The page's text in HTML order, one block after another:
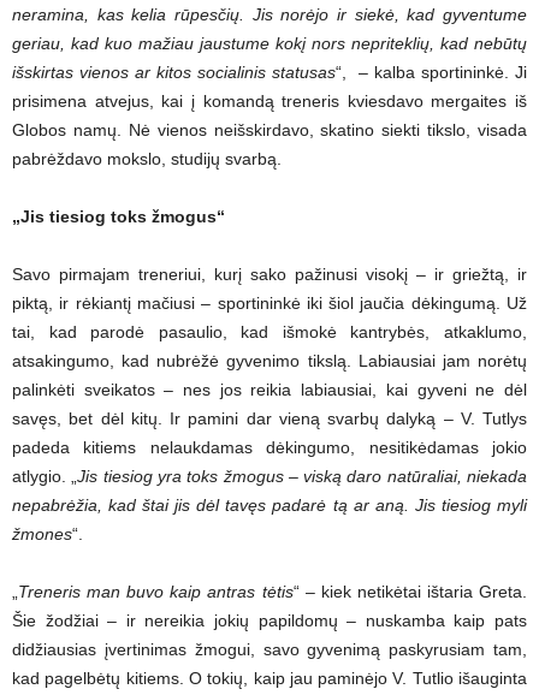
neramina, kas kelia rūpesčių. Jis norėjo ir siekė, kad gyventume
geriau, kad kuo mažiau jaustume kokį nors nepriteklių, kad nebūtų
išskirtas vienos ar kitos socialinis statusas“, – kalba sportininkė. Ji
prisimena atvejus, kai į komandą treneris kviesdavo mergaites iš
Globos namų. Nė vienos neišskirdavo, skatino siekti tikslo, visada
pabrėždavo mokslo, studijų svarbą.
„Jis tiesiog toks žmogus“
Savo pirmajam treneriui, kurį sako pažinusi visokį – ir griežtą, ir
piktą, ir rėkiantį mačiusi – sportininkė iki šiol jaučia dėkingumą. Už
tai, kad parodė pasaulio, kad išmokė kantrybės, atkaklumo,
atsakingumo, kad nubrėžė gyvenimo tikslą. Labiausiai jam norėtų
palinkėti sveikatos – nes jos reikia labiausiai, kai gyveni ne dėl
savęs, bet dėl kitų. Ir pamini dar vieną svarbų dalyką – V. Tutlys
padeda kitiems nelaukdamas dėkingumo, nesitikėdamas jokio
atlygio. „Jis tiesiog yra toks žmogus – viską daro natūraliai, niekada
nepabrėžia, kad štai jis dėl tavęs padarė tą ar aną. Jis tiesiog myli
žmones“.
Treneris man buvo kaip antras tėtis“ – kiek netikėtai ištaria Greta.
Šie žodžiai – ir nereikia jokių papildomų – nuskamba kaip pats
didžiausias įvertinimas žmogui, savo gyvenimą paskyrusiam tam,
kad pagelbėtų kitiems. O tokių, kaip jau paminėjo V. Tutlio išauginta